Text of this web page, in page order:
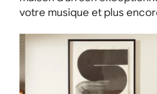
votre musique et plus